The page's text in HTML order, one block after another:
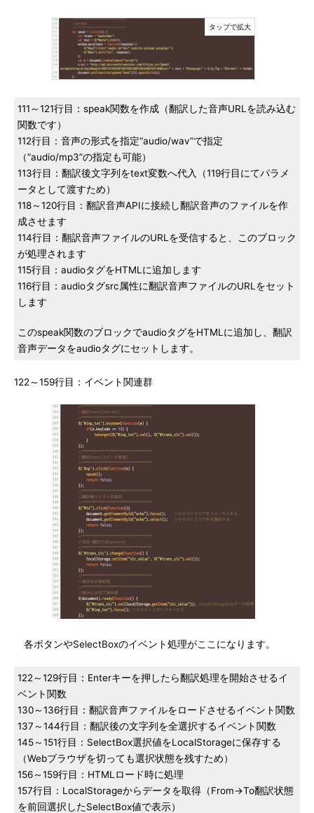
111～121行目：speak関数を作成（翻訳した音声URLを読み込む
関数です）
112行目：音声の形式を指定“audio/wav”で指定
（“audio/mp3”の指定も可能）
113行目：翻訳後文字列をtext変数へ代入（119行目にてパラメ
ータとして渡すため）
118～120行目：翻訳音声APIに接続し翻訳音声のファイルを作
成させます
114行目：翻訳音声ファイルのURLを受信すると、このブロック
が処理されます
115行目：audioタグをHTMLに追加します
116行目：audioタグsrc属性に翻訳音声ファイルのURLをセット
します
このspeak関数のブロックでaudioタグをHTMLに追加し、翻訳
音声データをaudioタグにセットします。
122～159行目：イベント関連群
各ボタンやSelectBoxのイベント処理がここになります。
122～129行目：Enterキーを押したら翻訳処理を開始させるイ
ベント関数
130～136行目：翻訳音声ファイルをロードさせるイベント関数
137～144行目：翻訳後の文字列を全選択するイベント関数
145～151行目：SelectBox選択値をLocalStorageに保存する
（Webブラウザを切っても選択状態を残すため）
156～159行目：HTMLロード時に処理
157行目：LocalStorageからデータを取得（From→To翻訳状態
を前回選択したSelectBox値で表示）